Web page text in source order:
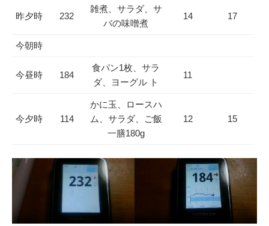
昨夕時 232
雑煮、サラダ、サ
バの味噌煮
14 17
今朝時
今昼時 184
食パン1枚、サラ
ダ、ヨーグル ト
11
今夕時 114
かに玉、ロースハ
ム、サラダ、ご飯
一膳180g
12 15